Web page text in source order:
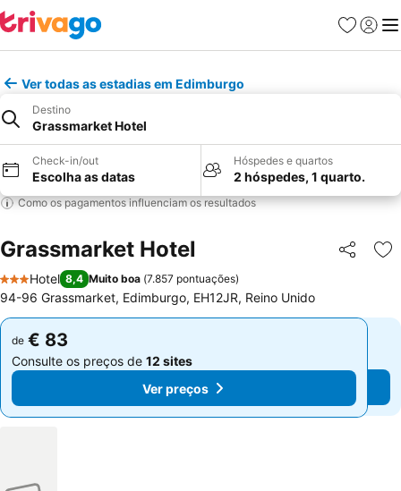
Favoritos
Iniciar
Ver todas as estadias em Edimburgo
Destino
Grassmarket Hotel
Check-in/out
Escolha as datas
Hóspedes e quartos
2 hóspedes, 1 quarto.
Como os pagamentos influenciam os resultados
Grassmarket Hotel Partilhar
3 Estrelas
Hotel 8,4 Muito boa (7.857 pontuações)
94-96 Grassmarket, Edimburgo, EH12JR, Reino Unido
de € 83
Consulte os preços de 12 sites
Ver preços
de € 83
Consulte os preços de 12 sites
Ver preços